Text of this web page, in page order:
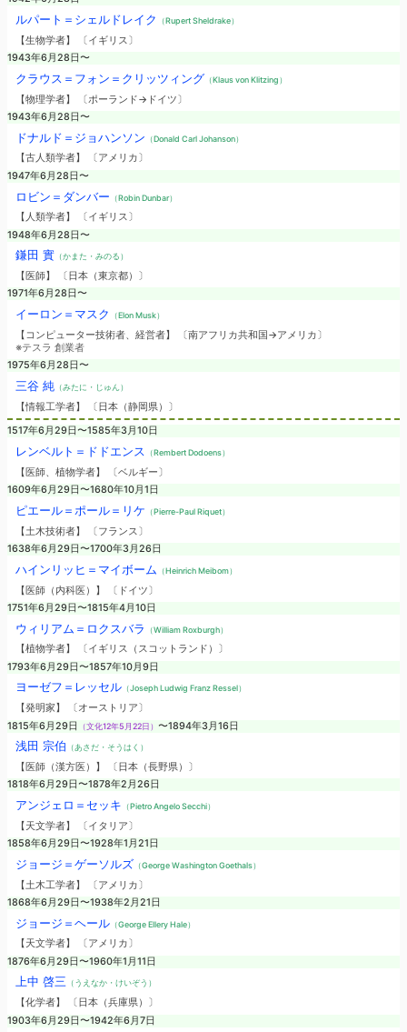
ルパート＝シェルドレイク （Rupert Sheldrake）
【生物学者】 〔イギリス〕
1943年6月28日〜
クラウス＝フォン＝クリッツィング （Klaus von Klitzing）
【物理学者】 〔ポーランド→ドイツ〕
1943年6月28日〜
ドナルド＝ジョハンソン （Donald Carl Johanson）
【古人類学者】 〔アメリカ〕
1947年6月28日〜
ロビン＝ダンバー （Robin Dunbar）
【人類学者】 〔イギリス〕
1948年6月28日〜
鎌田 實（かまた・みのる）
【医師】 〔日本（東京都）〕
1971年6月28日〜
イーロン＝マスク （Elon Musk）
【コンピューター技術者、経営者】 〔南アフリカ共和国→アメリカ〕
※テスラ 創業者
1975年6月28日〜
三谷 純（みたに・じゅん）
【情報工学者】 〔日本（静岡県）〕
1517年6月29日〜1585年3月10日
レンベルト＝ドドエンス （Rembert Dodoens）
【医師、植物学者】 〔ベルギー〕
1609年6月29日〜1680年10月1日
ピエール＝ポール＝リケ （Pierre-Paul Riquet）
【土木技術者】 〔フランス〕
1638年6月29日〜1700年3月26日
ハインリッヒ＝マイボーム （Heinrich Meibom）
【医師（内科医）】 〔ドイツ〕
1751年6月29日〜1815年4月10日
ウィリアム＝ロクスバラ （William Roxburgh）
【植物学者】 〔イギリス（スコットランド）〕
1793年6月29日〜1857年10月9日
ヨーゼフ＝レッセル（Joseph Ludwig Franz Ressel）
【発明家】 〔オーストリア〕
1815年6月29日
（文化12年5月22日） 〜1894年3月16日
浅田 宗伯 （あさだ・そうはく）
【医師（漢方医）】 〔日本（長野県）〕
1818年6月29日〜1878年2月26日
アンジェロ＝セッキ （Pietro Angelo Secchi）
【天文学者】 〔イタリア〕
1858年6月29日〜1928年1月21日
ジョージ＝ゲーソルズ （George Washington Goethals）
【土木工学者】 〔アメリカ〕
1868年6月29日〜1938年2月21日
ジョージ＝ヘール（George Ellery Hale）
【天文学者】 〔アメリカ〕
1876年6月29日〜1960年1月11日
上中 啓三 （うえなか・けいぞう）
【化学者】 〔日本（兵庫県）〕
1903年6月29日〜1942年6月7日